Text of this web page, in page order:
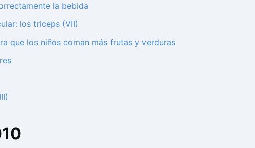
la bebida
los triceps (VII)
que los niños coman más frutas y verduras